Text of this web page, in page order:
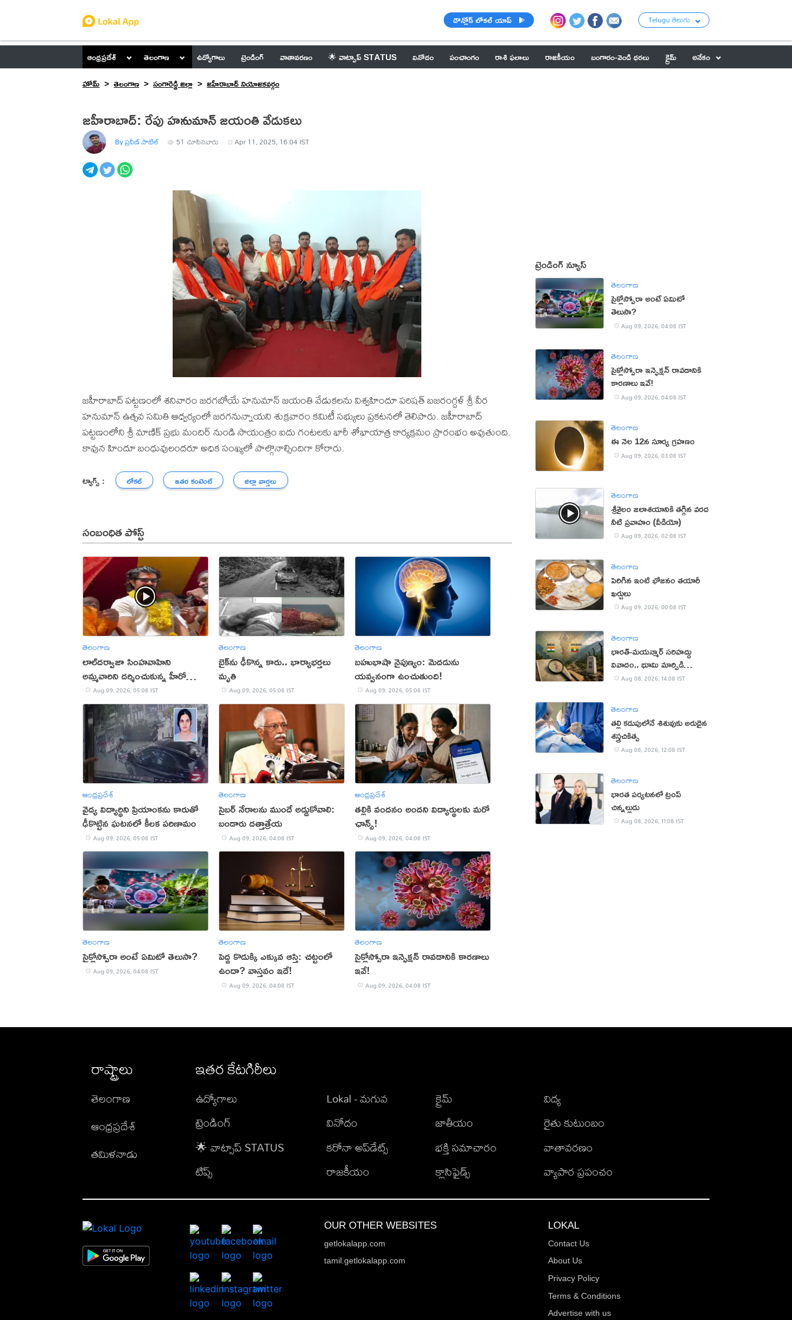
డౌన్లోడ్ లోకల్ యాప్ Telugu తెలుగు
ఆంధ్రప్రదేశ్ తెలంగాణ ఉద్యోగాలు ట్రెండింగ్ వాతావరణం 🌟 వాట్సాప్ STATUS వినోదం పంచాంగం రాశి ఫలాలు రాజకీయం బంగారం-వెండి ధరలు క్రైమ్
అనేకం
హోమ్
తెలంగాణ సంగారెడ్డి జిల్లా జహీరాబాద్ నియోజకవర్గం
జహీరాబాద్: రేపు హనుమాన్ జయంతి వేడుకలు
By ప్రవీణ్ పాటిల్ 51 చూసినవారు Apr 11, 2025, 16:04 IST
జహీరాబాద్ పట్టణంలో శనివారం జరగబోయే హనుమాన్ జయంతి వేడుకలను విశ్వహిందూ పరిషత్ బజరంగ్దళ్ శ్రీ వీర
హనుమాన్ ఉత్సవ సమితి ఆధ్వర్యంలో జరగనున్నాయని శుక్రవారం కమిటీ సభ్యులు ప్రకటనలో తెలిపారు. జహీరాబాద్
పట్టణంలోని శ్రీ మాణిక్ ప్రభు మందిర్ నుండి సాయంత్రం ఐదు గంటలకు భారీ శోభాయాత్ర కార్యక్రమం ప్రారంభం అవుతుంది.
కావున హిందూ బంధువులందరూ అధిక సంఖ్యలో పాల్గొనాల్సిందిగా కోరారు.
ట్యాగ్స్ : లోకల్ ఇతర కంటెంట్ జిల్లా వార్తలు
సంబంధిత పోస్ట్
తెలంగాణ
లాల్‌దర్వాజా సింహవాహిని
అమ్మవారిని దర్శించుకున్న హీరో
విజయ్‌
Aug 09, 2026, 05:08 IST
తెలంగాణ
బైక్‌ను ఢీకొన్న కారు.. భార్యాభర్తలు
మృతి
Aug 09, 2026, 05:08 IST
తెలంగాణ
బహుభాషా నైపుణ్యం: మెదడును
యవ్వనంగా ఉంచుతుంది!
Aug 09, 2026, 05:08 IST
ఆంధ్రప్రదేశ్
వైద్య విద్యార్థిని ప్రియాంకను కారుతో
ఢీకొట్టిన ఘటనలో కీలక పరిణామం
Aug 09, 2026, 05:08 IST
తెలంగాణ
సైబర్ నేరాలను ముందే అడ్డుకోవాలి:
బండారు దత్తాత్రేయ
Aug 09, 2026, 04:08 IST
ఆంధ్రప్రదేశ్
తల్లికి వందనం అందని విద్యార్థులకు మరో
ఛాన్స్!
Aug 09, 2026, 04:08 IST
తెలంగాణ
సైక్లోస్పోరా అంటే ఏమిటో తెలుసా?
Aug 09, 2026, 04:08 IST
తెలంగాణ
పెద్ద కొడుక్కి ఎక్కువ ఆస్తి: చట్టంలో
ఉందా? వాస్తవం ఇదే!
Aug 09, 2026, 04:08 IST
తెలంగాణ
సైక్లోస్పోరా ఇన్ఫెక్షన్ రావడానికి కారణాలు
ఇవే!
Aug 09, 2026, 04:08 IST
ట్రెండింగ్ న్యూస్
తెలంగాణ
సైక్లోస్పోరా అంటే ఏమిటో
తెలుసా?
Aug 09, 2026, 04:08 IST
తెలంగాణ
సైక్లోస్పోరా ఇన్ఫెక్షన్ రావడానికి
కారణాలు ఇవే!
Aug 09, 2026, 04:08 IST
తెలంగాణ
ఈ నెల 12న సూర్య గ్రహణం
Aug 09, 2026, 03:08 IST
తెలంగాణ
శ్రీశైలం జలాశయానికి తగ్గిన వరద
నీటి ప్రవాహం (వీడియో)
Aug 09, 2026, 02:08 IST
తెలంగాణ
పెరిగిన ఇంటి భోజనం తయారీ
ఖర్చులు
Aug 09, 2026, 00:08 IST
తెలంగాణ
భారత్-మయన్మార్ సరిహద్దు
వివాదం.. భూమి మార్పిడి
ప్రతిపాదనలు
Aug 08, 2026, 14:08 IST
తెలంగాణ
తల్లి కడుపులోనే శిశువుకు అరుదైన
శస్త్రచికిత్స
Aug 08, 2026, 12:08 IST
తెలంగాణ
భారత పర్యటనలో ట్రంప్‌
చిన్నల్లుడు
Aug 08, 2026, 11:08 IST
రాష్ట్రాలు
తెలంగాణ
ఆంధ్రప్రదేశ్
తమిళనాడు
ఇతర కేటగిరీలు
ఉద్యోగాలు
ట్రెండింగ్
🌟 వాట్సాప్ STATUS
టిప్స్
Lokal - మగువ
వినోదం
కరోనా అప్‌డేట్స్
రాజకీయం
క్రైమ్
జాతీయం
భక్తి సమాచారం
క్లాసిఫైడ్స్
విద్య
రైతు కుటుంబం
వాతావరణం
వ్యాపార ప్రపంచం
OUR OTHER WEBSITES
getlokalapp.com
tamil.getlokalapp.com
LOKAL
Contact Us
About Us
Privacy Policy
Terms & Conditions
Advertise with us